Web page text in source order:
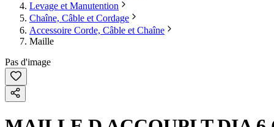
Levage et Manutention
Chaîne, Câble et Cordage
Accessoire Corde, Câble et Chaîne
Maille
Pas d'image